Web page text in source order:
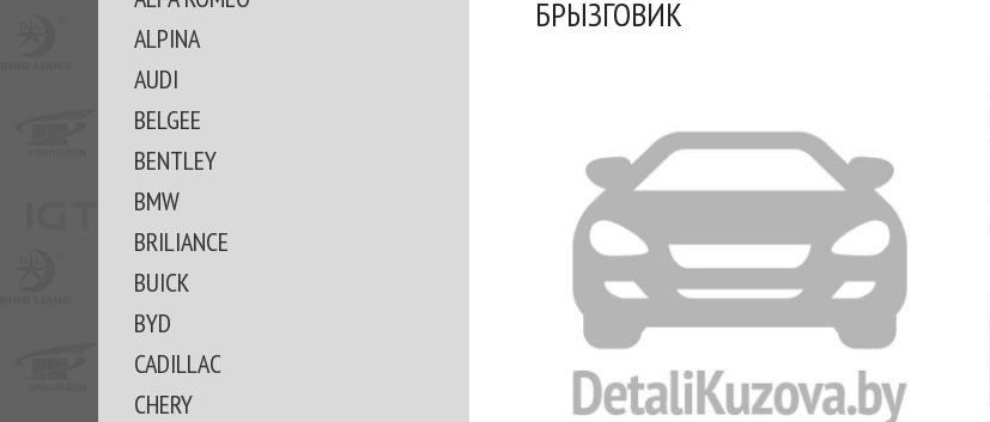
ALPINA
AUDI
BELGEE
BENTLEY
BMW
BRILIANCE
BUICK
BYD
CADILLAC
CHERY
БРЫЗГОВИК